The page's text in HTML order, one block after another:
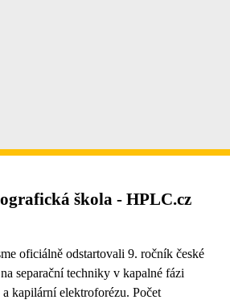
škola - HPLC.cz
oficiálně odstartovali 9. ročník české
separační techniky v kapalné fázi
kapilární elektroforézu. Počet